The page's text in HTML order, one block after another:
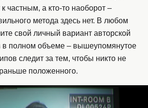
частным, а кто-то наоборот –
метода здесь нет. В любом
свой личный вариант авторской
в полном объеме – вышеупомянутое
следит за тем, чтобы никто не
положенного.